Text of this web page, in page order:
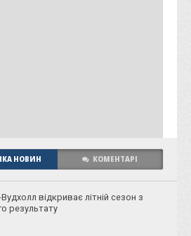
НОВИН КОМЕНТАРІ
відкриває літній сезон з
результату